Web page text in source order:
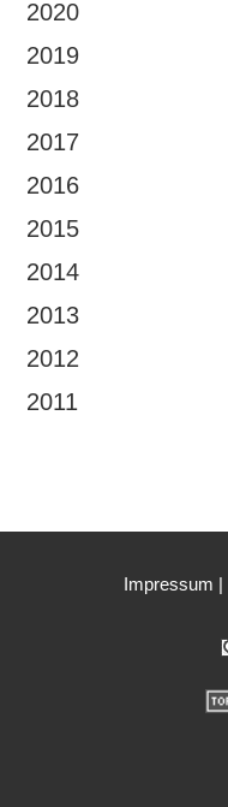
2020
2019
2018
2017
2016
2015
2014
2013
2012
2011
Impressum |